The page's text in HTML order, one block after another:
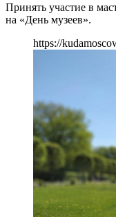
Принять участие в
на «День музеев».
https://